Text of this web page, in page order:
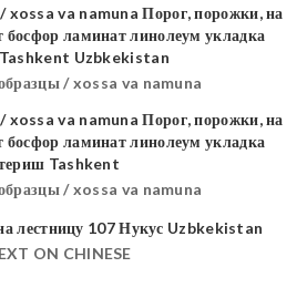
/ xossa va namuna
/ xossa va namuna
ON CHINESE